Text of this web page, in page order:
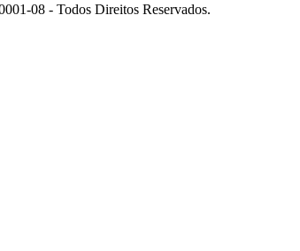
08 - Todos Direitos Reservados.